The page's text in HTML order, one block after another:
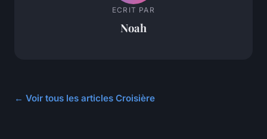
ECRIT PAR
Noah
← Voir tous les articles Croisière